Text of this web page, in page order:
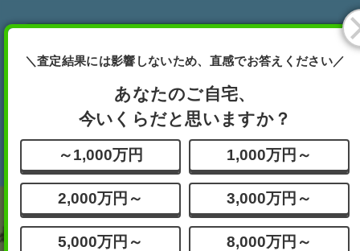
完全無料どれですか？
ボタンを押してください
一戸建て
分譲
その他
＼査定結果には影響しないため、直感でお答えください／
あなたのご自宅、
今いくらだと思いますか？
～1,000万円 1,000万円～
2,000万円～ 3,000万円～
5,000万円～ 8,000万円～